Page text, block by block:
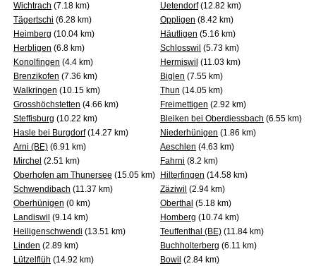
Wichtrach (7.18 km) Uetendorf(12.82 km)
Tägertschi (6.28 km) Oppligen (8.42 km)
Heimberg (10.04 km) Häutligen (5.16 km)
Herbligen (6.8 km) Schlosswil (5.73 km)
Konolfingen (4.4 km) Hermiswil (11.03 km)
Brenzikofen (7.36 km) Biglen (7.55 km)
Walkringen (10.15 km) Thun (14.05 km)
Grosshöchstetten (4.66 km) Freimettigen (2.92 km)
Steffisburg (10.22 km) Bleiken bei Oberdiessbach (6.55 km)
Hasle bei Burgdorf(14.27 km) Niederhünigen (1.86 km)
Arni (BE) (6.91 km) Aeschlen (4.63 km)
Mirchel (2.51 km) Fahrni (8.2 km)
Oberhofen am Thunersee (15.05 km) Hilterfingen (14.58 km)
Schwendibach (11.37 km) Zäziwil (2.94 km)
Oberhünigen (0 km) Oberthal (5.18 km)
Landiswil (9.14 km) Homberg (10.74 km)
Heiligenschwendi (13.51 km) Teuffenthal (BE) (11.84 km)
Linden (2.89 km) Buchholterberg (6.11 km)
Lützelflüh (14.92 km) Bowil (2.84 km)